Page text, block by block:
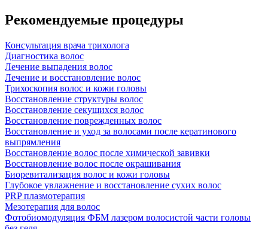
Рекомендуемые процедуры
Консультация врача трихолога
Диагностика волос
Лечение выпадения волос
Лечение и восстановление волос
Трихоскопия волос и кожи головы
Восстановление структуры волос
Восстановление секущихся волос
Восстановление поврежденных волос
Восстановление и уход за волосами после кератинового
выпрямления
Восстановление волос после химической завивки
Восстановление волос после окрашивания
Биоревитализация волос и кожи головы
Глубокое увлажнение и восстановление сухих волос
PRP плазмотерапия
Мезотерапия для волос
Фотобиомодуляция ФБМ лазером волосистой части головы